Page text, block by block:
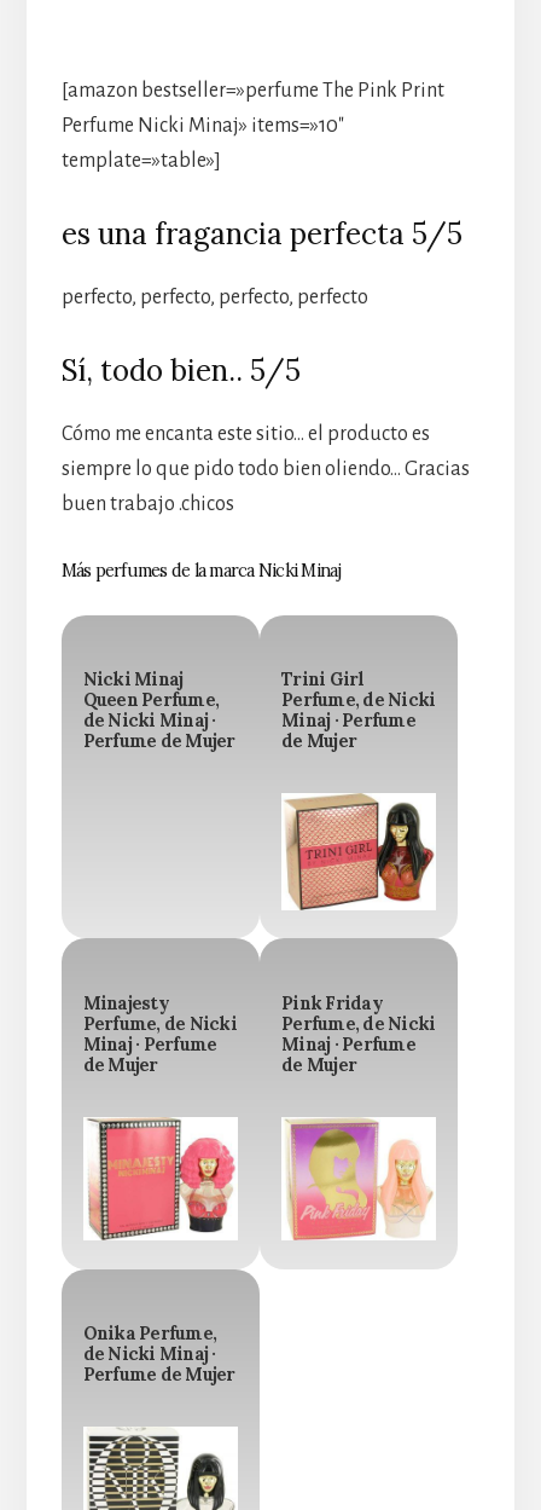
[amazon bestseller=»perfume The Pink Print
Perfume Nicki Minaj» items=»10″
template=»table»]
es una fragancia perfecta 5/5
perfecto, perfecto, perfecto, perfecto
Sí, todo bien.. 5/5
Cómo me encanta este sitio… el producto es
siempre lo que pido todo bien oliendo… Gracias
buen trabajo .chicos
Más perfumes de la marca Nicki Minaj
Nicki Minaj
Queen Perfume,
de Nicki Minaj ·
Perfume de Mujer
Trini Girl
Perfume, de Nicki
Minaj · Perfume
de Mujer
Minajesty
Perfume, de Nicki
Minaj · Perfume
de Mujer
Pink Friday
Perfume, de Nicki
Minaj · Perfume
de Mujer
Onika Perfume,
de Nicki Minaj ·
Perfume de Mujer